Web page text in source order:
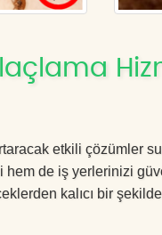
etkili çözümler
de iş yerlerinizi
kalıcı bir şekilde